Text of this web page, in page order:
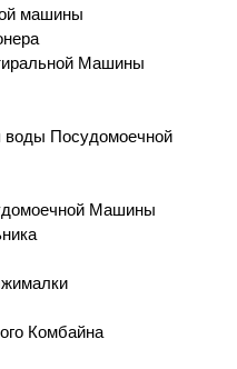
машины
Машины
воды Посудомоечной
Машины
Комбайна